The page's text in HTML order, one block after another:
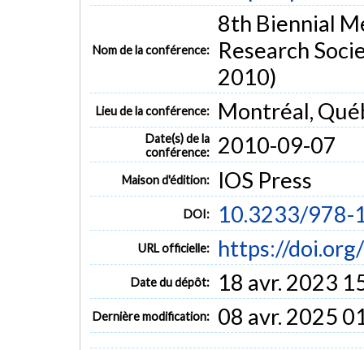
Nom de la conférence:
8th Biennial
Research
2010)
Lieu de la conférence: Montréal,
Date(s) de la
conférence:
2010-09-07
Maison d'édition: IOS Press
DOI: 10.3233/978-
URL officielle: https://
Date du dépôt: 18 avr. 2023
Dernière modification: 08 avr. 2025